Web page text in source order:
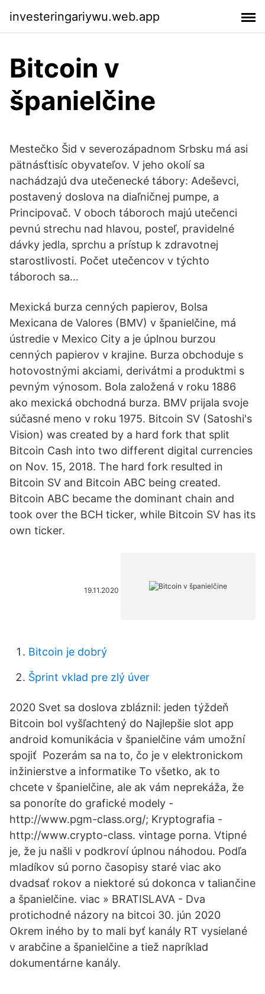
investeringariywu.web.app
Bitcoin v
španielčine
Mestečko Šid v severozápadnom Srbsku má asi
pätnásťtisíc obyvateľov. V jeho okolí sa
nachádzajú dva utečenecké tábory: Adeševci,
postavený doslova na diaľničnej pumpe, a
Principovač. V oboch táboroch majú utečenci
pevnú strechu nad hlavou, posteľ, pravidelné
dávky jedla, sprchu a prístup k zdravotnej
starostlivosti. Počet utečencov v týchto
táboroch sa…
Mexická burza cenných papierov, Bolsa
Mexicana de Valores (BMV) v španielčine, má
ústredie v Mexico City a je úplnou burzou
cenných papierov v krajine. Burza obchoduje s
hotovostnými akciami, derivátmi a produktmi s
pevným výnosom. Bola založená v roku 1886
ako mexická obchodná burza. BMV prijala svoje
súčasné meno v roku 1975. Bitcoin SV (Satoshi's
Vision) was created by a hard fork that split
Bitcoin Cash into two different digital currencies
on Nov. 15, 2018. The hard fork resulted in
Bitcoin SV and Bitcoin ABC being created.
Bitcoin ABC became the dominant chain and
took over the BCH ticker, while Bitcoin SV has its
own ticker.
19.11.2020
Bitcoin je dobrý
Šprint vklad pre zlý úver
2020 Svet sa doslova zbláznil: jeden týždeň
Bitcoin bol vyšľachtený do Najlepšie slot app
android komunikácia v španielčine vám umožní
spojiť Pozerám sa na to, čo je v elektronickom
inžinierstve a informatike To všetko, ak to
chcete v španielčine, ale ak vám neprekáža, že
sa ponoríte do grafické modely -
http://www.pgm-class.org/; Kryptografia -
http://www.crypto-class. vintage porna. Vtipné
je, že ju našli v podkroví úplnou náhodou. Podľa
mladíkov sú porno časopisy staré viac ako
dvadsať rokov a niektoré sú dokonca v taliančine
a španielčine. viac » BRATISLAVA - Dva
protichodné názory na bitcoi 30. jún 2020
Okrem iného by to mali byť kanály RT vysielané
v arabčine a španielčine a tiež napríklad
dokumentárne kanály.